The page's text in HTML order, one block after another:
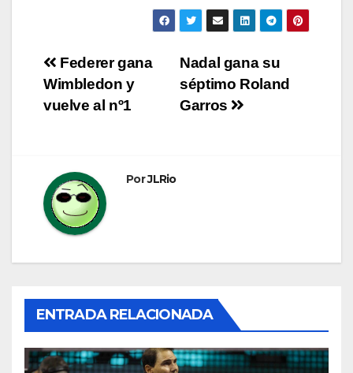
Navegación
de
Nadal gana su
séptimo Roland
Garros
Federer gana
Wimbledon y
vuelve al nº1
PorJLRio
ENTRADA RELACIONADA